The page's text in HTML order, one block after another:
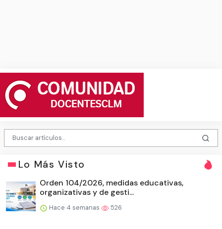
Lo Más Visto
Orden 104/2026, medidas educativas,
organizativas y de gesti...
Hace 4 semanas 526